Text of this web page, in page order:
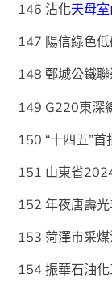
146 沾化天母
147 陽信綠色
148 鄄城公鐵
149 G220東深
150 “十四五”
151 山東省
152 年夜唐壽
153 菏澤市采
154 振華石油